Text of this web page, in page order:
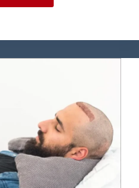
بعد
راه
حل
های
مؤثر